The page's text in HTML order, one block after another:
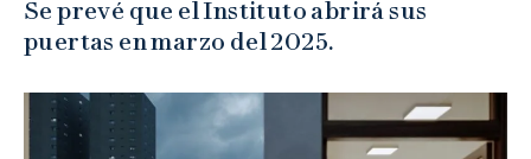
Se prevé que el Instituto abrirá sus
puertas en marzo del 2025.